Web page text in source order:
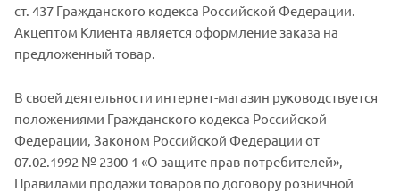
ст. 437 Гражданского кодекса Российской Федерации.
Акцептом Клиента является оформление заказа на
предложенный товар.
В своей деятельности интернет-магазин руководствуется
положениями Гражданского кодекса Российской
Федерации, Законом Российской Федерации от
07.02.1992 № 2300-1 «О защите прав потребителей»,
Правилами продажи товаров по договору розничной